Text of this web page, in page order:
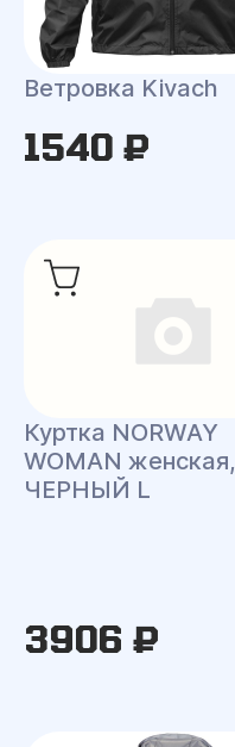
Ветровка Kivach
1540 ₽
Куртка NORWAY
WOMAN женская,
ЧЕРНЫЙ L
3906 ₽